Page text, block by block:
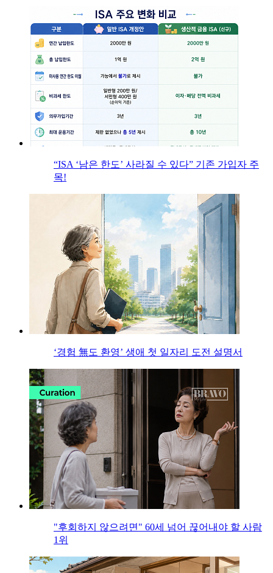
“ISA ‘남은 한도’ 사라질 수 있다” 기존 가입자 주
목!
‘경험 無도 환영’ 생애 첫 일자리 도전 설명서
"후회하지 않으려면" 60세 넘어 끊어내야 할 사람
1위